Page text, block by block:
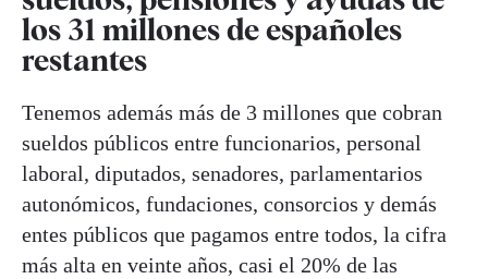
los 31 millones de españoles
restantes
Tenemos además más de 3 millones que cobran
sueldos públicos entre funcionarios, personal
laboral, diputados, senadores, parlamentarios
autonómicos, fundaciones, consorcios y demás
entes públicos que pagamos entre todos, la cifra
más alta en veinte años, casi el 20% de las